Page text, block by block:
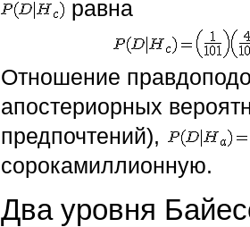
равна
Отношение
апостериорных
предпочтений),
сорокамиллионную.
Два уровня